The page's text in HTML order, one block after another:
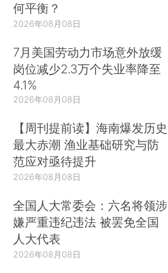
何平衡？
2026年08月08日
7月美国劳动力市场意外放缓
岗位减少2.3万个失业率降至
4.1%
2026年08月08日
【周刊提前读】海南爆发历史
最大赤潮 渔业基础研究与防
范应对亟待提升
2026年08月08日
全国人大常委会：六名将领涉
嫌严重违纪违法 被罢免全国
人大代表
2026年08月08日